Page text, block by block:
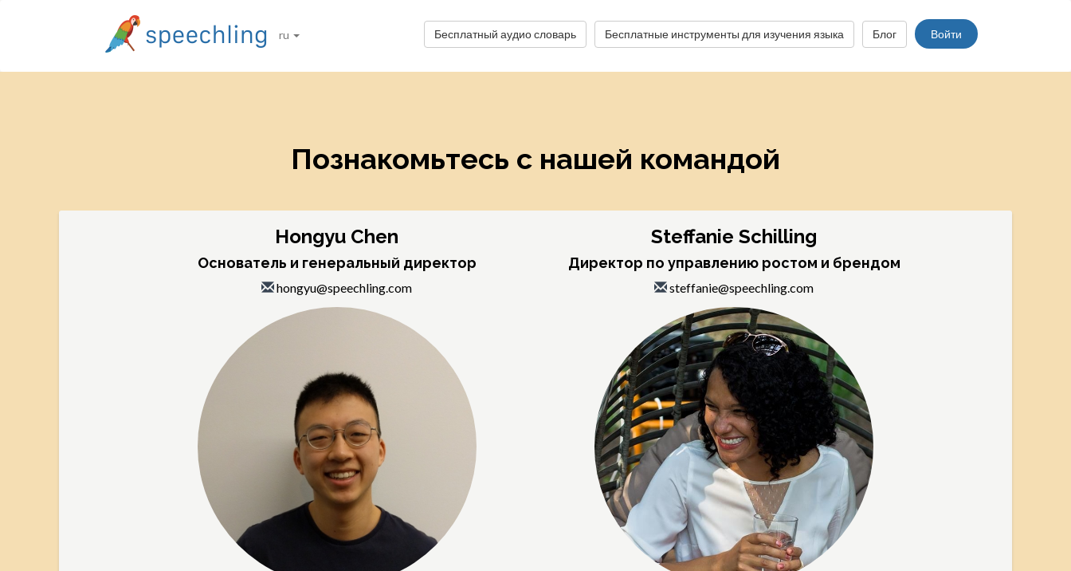
ru Войти
Блог
Бесплатные инструменты для изучения языка
Бесплатный аудио словарь
Познакомьтесь с нашей командой
Hongyu Chen
Основатель и генеральный директор
hongyu@speechling.com
Steffanie Schilling
Директор по управлению ростом и брендом
steffanie@speechling.com